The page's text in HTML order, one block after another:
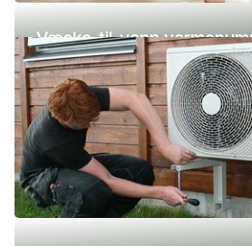
Væske-til-vann
guide (pris, fordeler og